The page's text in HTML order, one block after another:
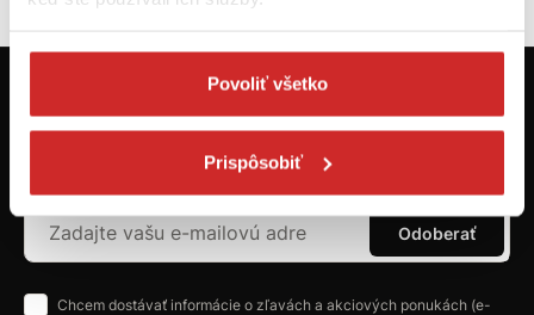
Povoliť všetko
Prispôsobiť
Prvýkrát na svx.sk? Zaregistrujte sa a
máte prehľad o aktuálnych novinkách a
Odoberať
Chcem dostávať informácie o zľavách a akciových ponukách (e-